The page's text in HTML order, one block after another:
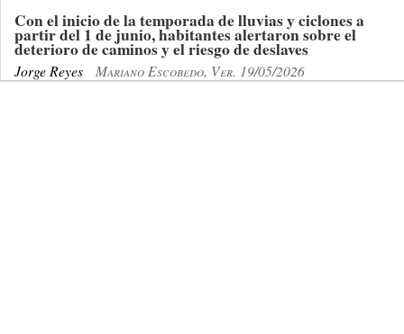
Con el inicio de la temporada de lluvias y ciclones a
partir del 1 de junio, habitantes alertaron sobre el
deterioro de caminos y el riesgo de deslaves
Jorge Reyes Mariano Escobedo, Ver. 19/05/2026